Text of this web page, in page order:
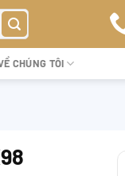
CHÚNG TÔI